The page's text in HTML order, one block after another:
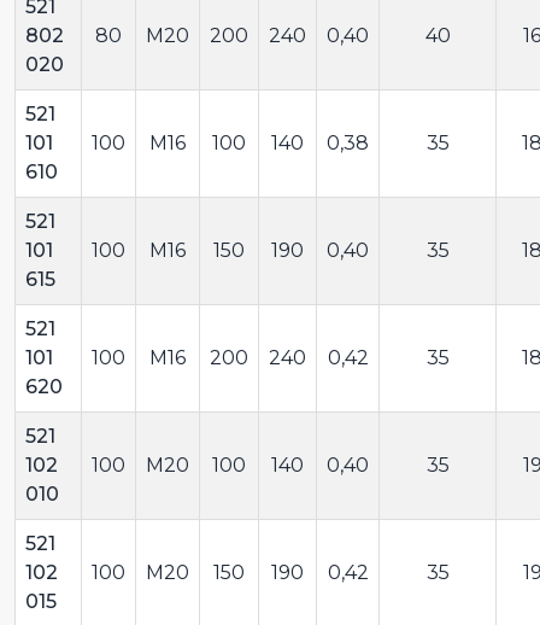
521
802
020
80 M20 200 240 0,40 40
521
101
610
100 M16 100 140 0,38 35
521
101
615
100 M16 150 190 0,40 35
521
101
620
100 M16 200 240 0,42 35
521
102
010
100 M20 100 140 0,40 35
521
102
015
100 M20 150 190 0,42 35